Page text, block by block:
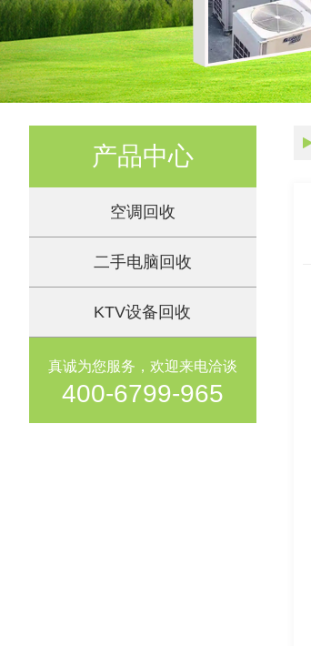
产品中心
空调回收
二手电脑回收
KTV设备回收
真诚为您服务，欢迎来电洽谈
400-6799-965